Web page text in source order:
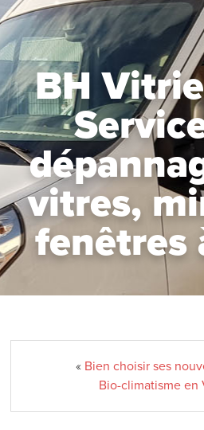
BH
vitres,
fenêtres
« Bien choisir ses
Bio-climatisme en